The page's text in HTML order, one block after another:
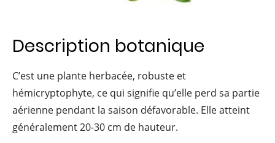
Description botanique
C’est une plante herbacée, robuste et
hémicryptophyte, ce qui signifie qu’elle perd sa partie
aérienne pendant la saison défavorable. Elle atteint
généralement 20-30 cm de hauteur.